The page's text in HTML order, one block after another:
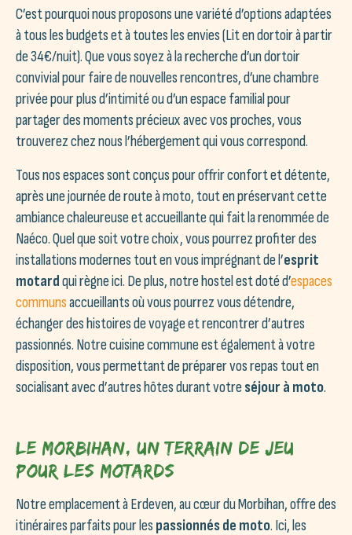
C’est pourquoi nous proposons une variété d’options adaptées
à tous les budgets et à toutes les envies (Lit en dortoir à partir
de 34€/nuit). Que vous soyez à la recherche d’un dortoir
convivial pour faire de nouvelles rencontres, d’une chambre
privée pour plus d’intimité ou d’un espace familial pour
partager des moments précieux avec vos proches, vous
trouverez chez nous l’hébergement qui vous correspond.
Tous nos espaces sont conçus pour offrir confort et détente,
après une journée de route à moto, tout en préservant cette
ambiance chaleureuse et accueillante qui fait la renommée de
Naéco. Quel que soit votre choix, vous pourrez profiter des
installations modernes tout en vous imprégnant de l’esprit
motardqui règne ici. De plus, notre hostel est doté d’espaces
communsaccueillants où vous pourrez vous détendre,
échanger des histoires de voyage et rencontrer d’autres
passionnés. Notre cuisine commune est également à votre
disposition, vous permettant de préparer vos repas tout en
socialisant avec d’autres hôtes durant votreséjour à moto.
Le Morbihan, un terrain de jeu
pour les motards
Notre emplacement à Erdeven, au cœur du Morbihan, offre des
itinéraires parfaits pour les passionnés de moto. Ici, les